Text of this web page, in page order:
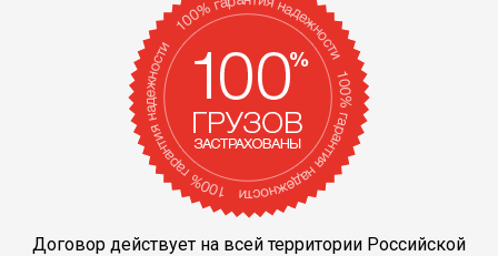
Договор действует на всей территории Российской